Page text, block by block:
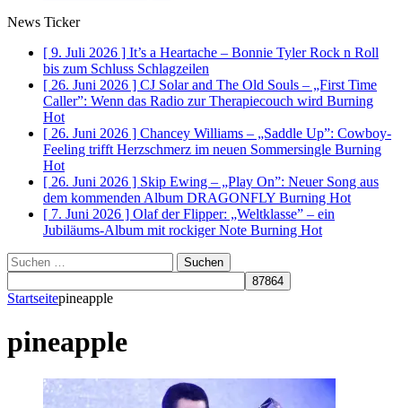
News Ticker
[ 9. Juli 2026 ] It’s a Heartache – Bonnie Tyler Rock n Roll
bis zum Schluss Schlagzeilen
[ 26. Juni 2026 ] CJ Solar and The Old Souls – „First Time
Caller”: Wenn das Radio zur Therapiecouch wird Burning
Hot
[ 26. Juni 2026 ] Chancey Williams – „Saddle Up”: Cowboy-
Feeling trifft Herzschmerz im neuen Sommersingle Burning
Hot
[ 26. Juni 2026 ] Skip Ewing – „Play On”: Neuer Song aus
dem kommenden Album DRAGONFLY Burning Hot
[ 7. Juni 2026 ] Olaf der Flipper: „Weltklasse” – ein
Jubiläums-Album mit rockiger Note Burning Hot
Suchen
nach:
Startseitepineapple
pineapple